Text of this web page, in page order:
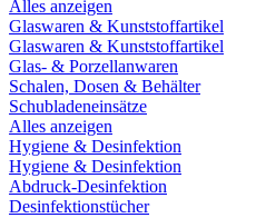
Alles anzeigen
Glaswaren & Kunststoffartikel
Glaswaren & Kunststoffartikel
Glas- & Porzellanwaren
Schalen, Dosen & Behälter
Schubladeneinsätze
Alles anzeigen
Hygiene & Desinfektion
Hygiene & Desinfektion
Abdruck-Desinfektion
Desinfektionstücher